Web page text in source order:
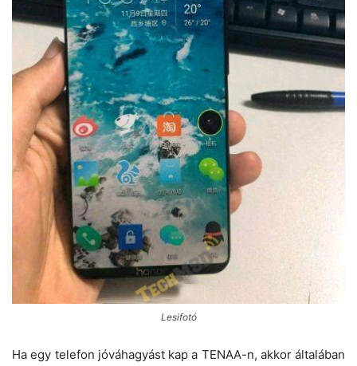
Lesifotó
Ha egy telefon jóváhagyást kap a TENAA-n, akkor általában